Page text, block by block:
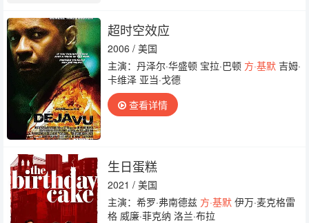
超时空效应
2006 / 美国
主演：丹泽尔·华盛顿 宝拉·巴顿 方·基默吉姆·
卡维泽 亚当·戈德
查看详情
生日蛋糕
2021 / 美国
主演：希罗·弗南德兹 方·基默伊万·麦克格雷
格 威廉·菲克纳 洛兰·布拉